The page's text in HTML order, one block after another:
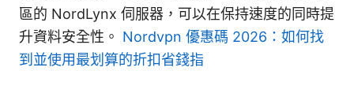
區的 NordLynx 伺服器，可以在保持速度的同時提
升資料安全性。 Nordvpn 優惠碼 2026：如何找
到並使用最划算的折扣省錢指